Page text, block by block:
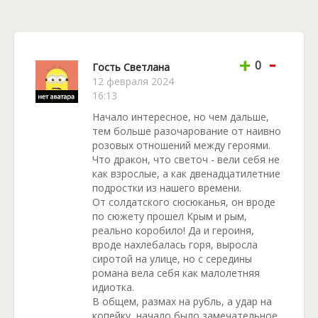
Гость Светлана
12 февраля 2024
16:13
+ 0 -
Начало интересное, но чем дальше,
тем больше разочарование от наивно
розовых отношений между героями.
Что дракон, что светоч - вели себя не
как взрослые, а как двенадцатилетние
подростки из нашего времени.
От солдатского сюсюканья, он вроде
по сюжету прошел Крым и рым,
реально коробило! Да и героиня,
вроде нахлебалась горя, выросла
сиротой на улице, но с середины
романа вела себя как малолетняя
идиотка.
В общем, размах на рубль, а удар на